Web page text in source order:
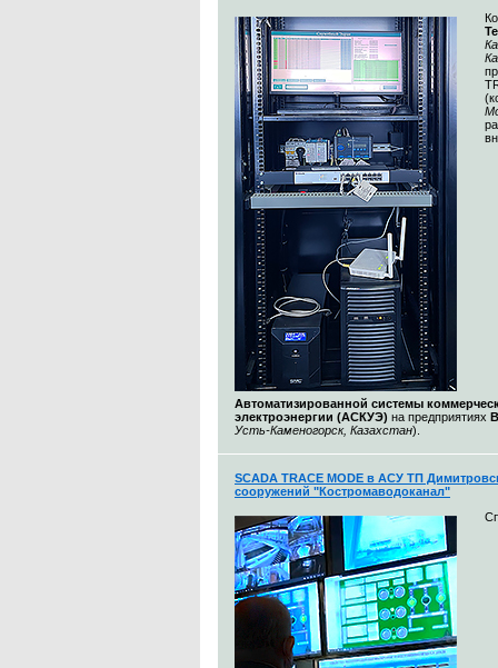
Автоматизированной системы
электроэнергии (АСКУЭ) на предприятиях
Усть-Каменогорск, Казахстан).
SCADA TRACE MODE в АСУ ТП
сооружений "Костромаводоканал"